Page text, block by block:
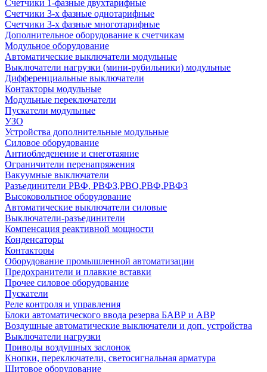
Счетчики 1-фазные двухтарифные
Счетчики 3-х фазные однотарифные
Счетчики 3-х фазные многотарифные
Дополнительное оборудование к счетчикам
Модульное оборудование
Автоматические выключатели модульные
Выключатели нагрузки (мини-рубильники) модульные
Дифференциальные выключатели
Контакторы модульные
Модульные переключатели
Пускатели модульные
УЗО
Устройства дополнительные модульные
Силовое оборудование
Антиобледенение и снеготаяние
Ограничители перенапряжения
Вакуумные выключатели
Разъединители РВФ, РВФЗ,РВО,РВФ,РВФЗ
Высоковольтное оборудование
Автоматические выключатели cиловые
Выключатели-разъединители
Компенсация реактивной мощности
Конденсаторы
Контакторы
Оборудование промышленной автоматизации
Предохранители и плавкие вставки
Прочее силовое оборудование
Пускатели
Реле контроля и управления
Блоки автоматического ввода резерва БАВР и АВР
Воздушные автоматические выключатели и доп. устройства
Выключатели нагрузки
Приводы воздушных заслонок
Кнопки, переключатели, светосигнальная арматура
Щитовое оборудование